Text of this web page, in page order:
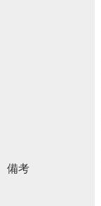
備考